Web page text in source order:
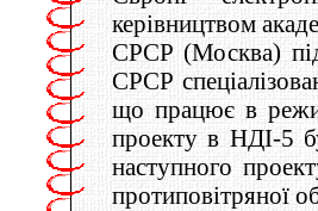
керівництвом
СРСР (Москва)
СРСР
що працює в
проекту в НДІ-5
наступного
протиповітряної